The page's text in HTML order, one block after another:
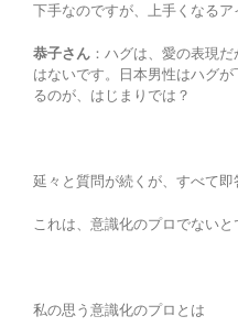
下手なのですが、上手くなる
恭子さん ：ハグは、愛の表現
はないです。日本男性はハグ
るのが、はじまりでは？
延々と質問が続くが、すべて即
これは、意識化のプロでないと
私の思う意識化のプロとは